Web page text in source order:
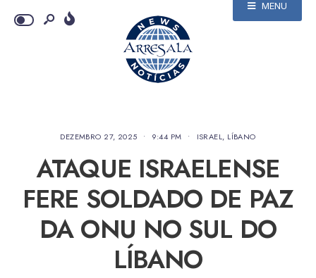
MENU
DEZEMBRO 27, 2025 • 9:44 PM • ISRAEL, LÍBANO
ATAQUE ISRAELENSE
FERE SOLDADO DE PAZ
DA ONU NO SUL DO
LÍBANO